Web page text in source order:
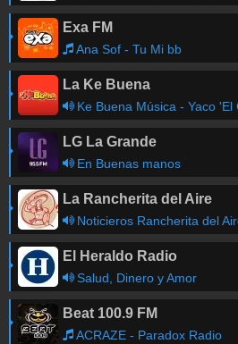
Exa FM
Ana Sof - Tu Mi bb
La Ke Buena
Ke Buena Música - Yaco 'El
LG La Grande
En Buenas manos
La Rancherita del Aire
Noticieros Rancherita del
El Heraldo Radio
Salud, Dinero y Amor
Beat 100.9 FM
ACRAZE - Paradox Radio